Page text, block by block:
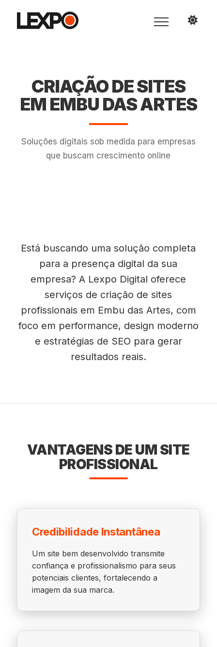
CRIAÇÃO DE SITES
EM EMBU DAS ARTES
Soluções digitais sob medida para empresas
que buscam crescimento online
Está buscando uma solução completa
para a presença digital da sua
empresa? A Lexpo Digital oferece
serviços de criação de sites
profissionais em Embu das Artes, com
foco em performance, design moderno
e estratégias de SEO para gerar
resultados reais.
VANTAGENS DE UM SITE
PROFISSIONAL
Credibilidade Instantânea
Um site bem desenvolvido transmite
confiança e profissionalismo para seus
potenciais clientes, fortalecendo a
imagem da sua marca.